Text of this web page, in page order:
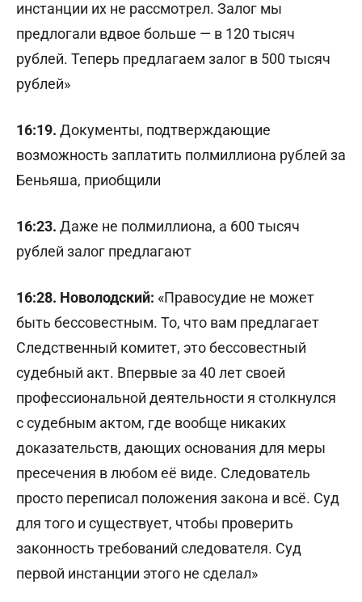
инстанции их не рассмотрел. Залог мы
предлогали вдвое больше — в 120 тысяч
рублей. Теперь предлагаем залог в 500 тысяч
рублей»
16:19. Документы, подтверждающие
возможность заплатить полмиллиона рублей за
Беньяша, приобщили
16:23. Даже не полмиллиона, а 600 тысяч
рублей залог предлагают
16:28. Новолодский: «Правосудие не может
быть бессовестным. То, что вам предлагает
Следственный комитет, это бессовестный
судебный акт. Впервые за 40 лет своей
профессиональной деятельности я столкнулся
с судебным актом, где вообще никаких
доказательств, дающих основания для меры
пресечения в любом её виде. Следователь
просто переписал положения закона и всё. Суд
для того и существует, чтобы проверить
законность требований следователя. Суд
первой инстанции этого не сделал»